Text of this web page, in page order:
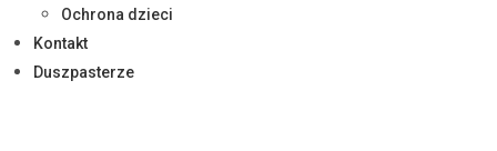
Ochrona dzieci
Kontakt
Duszpasterze